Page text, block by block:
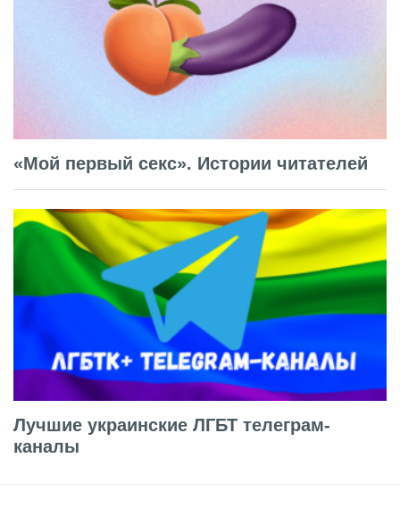
«Мой первый секс». Истории читателей
Лучшие украинские ЛГБТ телеграм-
каналы